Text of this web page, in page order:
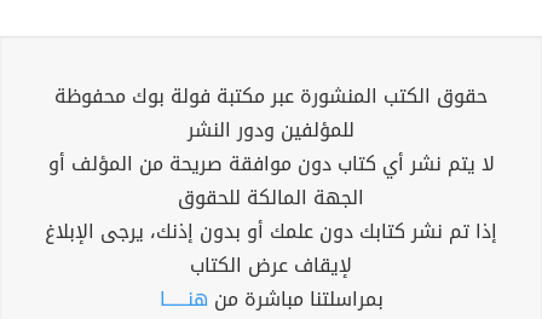
حقوق الكتب المنشورة عبر مكتبة فولة بوك محفوظة
للمؤلفين ودور النشر
لا يتم نشر أي كتاب دون موافقة صريحة من المؤلف أو
الجهة المالكة للحقوق
إذا تم نشر كتابك دون علمك أو بدون إذنك، يرجى الإبلاغ
لإيقاف عرض الكتاب
بمراسلتنا مباشرة من هنــــــا